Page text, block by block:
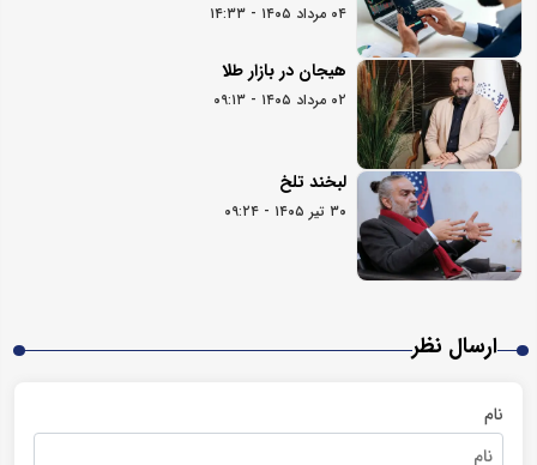
۰۴ مرداد ۱۴۰۵ - ۱۴:۳۳
هیجان در بازار طلا
۰۲ مرداد ۱۴۰۵ - ۰۹:۱۳
لبخند تلخ
۳۰ تیر ۱۴۰۵ - ۰۹:۲۴
ارسال نظر
نام